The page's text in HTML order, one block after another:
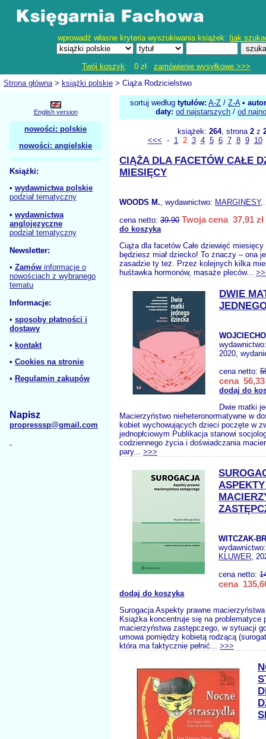
wprowadź własne kryteria wyszukiwania książek: (jak
Twój koszyk: 0 zł zamówienie wysyłkowe >>>
Strona główna> książki polskie > Ciąża Rodzicielstwo
English version
nowości: polskie
nowości: angielskie
Książki:
• wydawnictwa polskie
podział tematyczny
• wydawnictwa
anglojęzyczne
podział tematyczny
Newsletter:
• Zamów informacje o
nowościach z wybranego
tematu
Informacje:
• sposoby płatności i
dostawy
• kontakt
• Cookies na stronie
• Regulamin zakupów
Napisz
propresssp@gmail.com
sortuj według tytułów: A-Z / Z-A•
daty: od najstarszych / od
książek: 264, strona 2z
<<< - 1 2 3 4 5 6 7 8 9 10
CIĄŻA DLA FACETÓW CAŁE
MIESIĘCY
WOODS M., wydawnictwo: MARGINESY,
cena netto: 39.90 Twoja cena 37,91 zł
do koszyka
Ciąża dla facetów Całe dziewięć
będziesz miał dziecko! To znaczy – ona
zasadzie ​​ty też. Przez kolejnych kilka
huśtawka hormonów, masaże pleców...
DWIE
2020,
cena netto:
cena 56,33
dodaj do
Dwie matki
Macierzyństwo nieheteronormatywne w
kobiet wychowujących dzieci poczęte w
jednopłciowym Publikacja stanowi
codziennego życia i doświadczania
pary... >>>
WITCZAK-
KLUWER,
cena netto:
cena
dodaj do koszyka
Surogacja Aspekty prawne
Książka koncentruje się na problematyce
macierzyństwa zastępczego, w sytuacji
umowa pomiędzy kobietą rodzącą
która ma faktycznie pełnić... >>>